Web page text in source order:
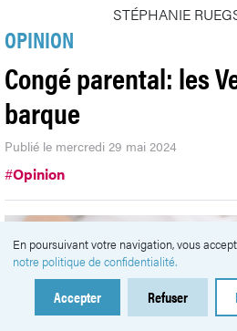
STÉPHANIE
OPINION
Congé parental: les
barque
Publié le mercredi 29 mai 2024
#Opinion
En poursuivant votre navigation, vous
notre politique de confidentialité.
Accepter Refuser